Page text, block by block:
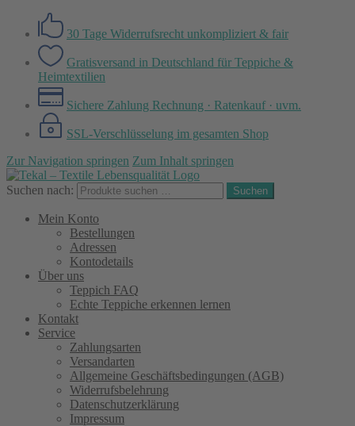
30 Tage Widerrufsrecht unkompliziert & fair
Gratisversand in Deutschland für Teppiche &
Heimtextilien
Sichere Zahlung Rechnung · Ratenkauf · uvm.
SSL-Verschlüsselung im gesamten Shop
Zur Navigation springen Zum Inhalt springen
Suchen nach: Suchen
Mein Konto
Bestellungen
Adressen
Kontodetails
Über uns
Teppich FAQ
Echte Teppiche erkennen lernen
Kontakt
Service
Zahlungsarten
Versandarten
Allgemeine Geschäftsbedingungen (AGB)
Widerrufsbelehrung
Datenschutzerklärung
Impressum